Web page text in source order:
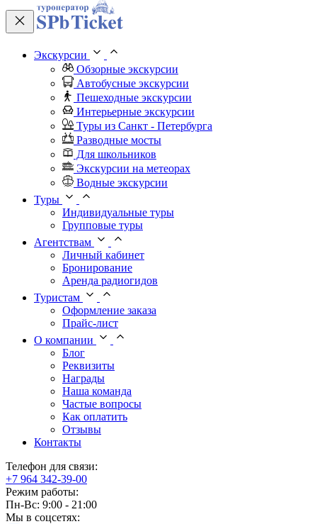
Экскурсии
Обзорные экскурсии
Автобусные экскурсии
Пешеходные экскурсии
Интерьерные экскурсии
Туры из Санкт - Петербурга
Разводные мосты
Для школьников
Экскурсии на метеорах
Водные экскурсии
Туры
Индивидуальные туры
Групповые туры
Агентствам
Личный кабинет
Бронирование
Аренда радиогидов
Туристам
Оформление заказа
Прайс-лист
О компании
Блог
Реквизиты
Награды
Наша команда
Частые вопросы
Как оплатить
Отзывы
Контакты
Телефон для связи:
+7 964 342-39-00
Режим работы:
Пн-Вс: 9:00 - 21:00
Мы в соцсетях: